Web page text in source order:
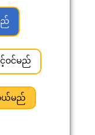
ည်
င့်ဝင်မည်
ယ်မည်